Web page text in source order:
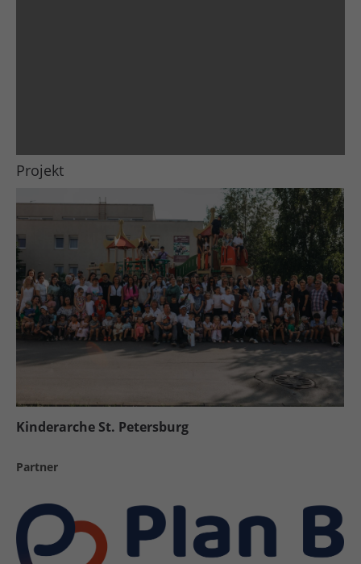
Projekt
Kinderarche St. Petersburg
Partner